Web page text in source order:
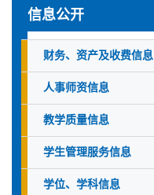
信息公开
财务、资产及收费信息
人事师资信息
教学质量信息
学生管理服务信息
学位、学科信息